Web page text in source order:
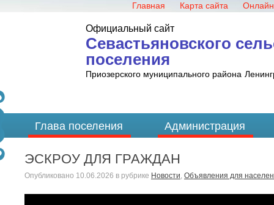
Главная Карта сайта
Официальный сайт
Севастьяновского
поселения
Приозерского муниципального района
Глава поселения Администрация
ЭСКРОУ ДЛЯ ГРАЖДАН
Опубликовано 10.06.2026 в рубрике Новости, Объявления для